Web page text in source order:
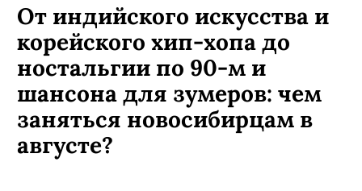
От индийского искусства и
корейского хип-хопа до
ностальгии по 90-м и
шансона для зумеров: чем
заняться новосибирцам в
августе?